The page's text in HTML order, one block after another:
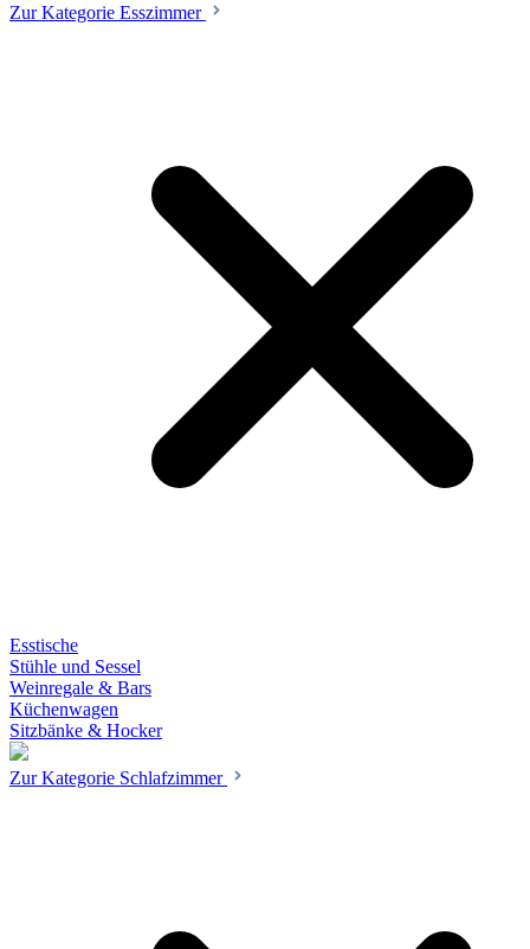
Zur Kategorie Esszimmer
Esstische
Stühle und Sessel
Weinregale & Bars
Küchenwagen
Sitzbänke & Hocker
Zur Kategorie Schlafzimmer